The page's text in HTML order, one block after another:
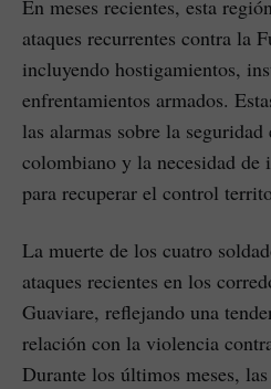
En meses recientes, esta
ataques recurrentes contra la
incluyendo hostigamientos,
enfrentamientos armados.
las alarmas sobre la
colombiano y la necesidad de
para recuperar el control
La muerte de los cuatro
ataques recientes en los
Guaviare, reflejando una
relación con la violencia
Durante los últimos meses,